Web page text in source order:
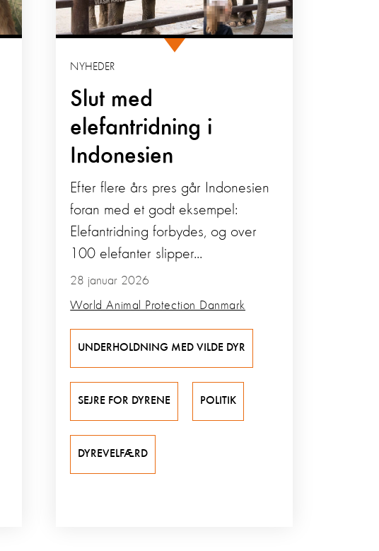
Slut med
elefantridning i
Indonesien
NYHEDER
28 januar 2026
World Animal Protection Danmark
Efter flere års pres går Indonesien
foran med et godt eksempel:
Elefantridning forbydes, og over
100 elefanter slipper...
UNDERHOLDNING MED VILDE DYR
SEJRE FOR DYRENE POLITIK
DYREVELFÆRD